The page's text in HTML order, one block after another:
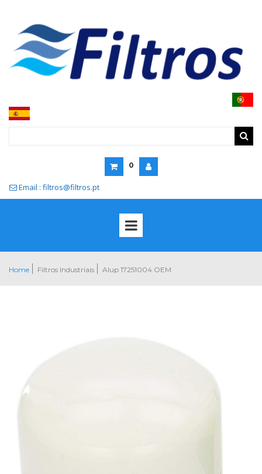
0
 Email : filtros@filtros.pt
Home Filtros Industriais Alup 17251004 OEM